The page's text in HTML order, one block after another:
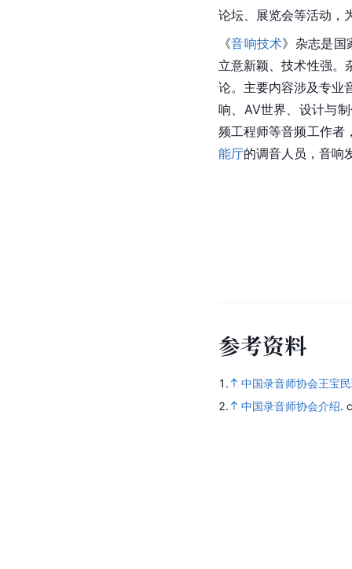
论坛、展览会等活动，
《音响技术》杂志是国
立意新颖、技术性强。
论。主要内容涉及专业
响、AV世界、设计与
频工程师等音频工作者
能厅的调音人员，音响
参考资料
1.
中国录音师协会王宝
2.
中国录音师协会介绍.